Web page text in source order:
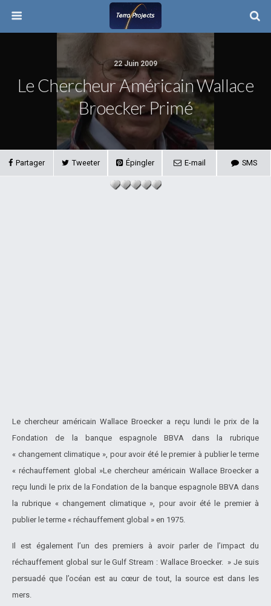
22 Juin 2009
Le Chercheur Américain Wallace
Broecker Primé
Partager Tweeter Épingler E-mail SMS
Le chercheur américain Wallace Broecker a reçu lundi le prix de la
Fondation de la banque espagnole BBVA dans la rubrique
« changement climatique », pour avoir été le premier à publier le terme
« réchauffement global »Le chercheur américain Wallace Broecker a
reçu lundi le prix de la Fondation de la banque espagnole BBVA dans
la rubrique « changement climatique », pour avoir été le premier à
publier le terme « réchauffement global » en 1975.
Il est également l’un des premiers à avoir parler de l’impact du
réchauffement global sur le Gulf Stream : Wallace Broecker. » Je suis
persuadé que l’océan est au cœur de tout, la source est dans les
mers.